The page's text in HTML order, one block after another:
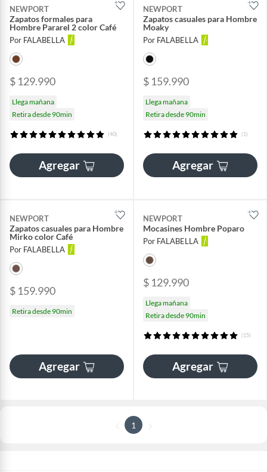
NEWPORT
Zapatos formales para
Hombre Pararel 2 color Café
Por FALABELLA
$ 129.990
Llega mañana
Retira desde 90min
(40)
Agregar
NEWPORT
Zapatos casuales para Hombre
Moaky
Por FALABELLA
$ 159.990
Llega mañana
Retira desde 90min
(1)
Agregar
NEWPORT
Zapatos casuales para Hombre
Mirko color Café
Por FALABELLA
$ 159.990
Retira desde 90min
Agregar
NEWPORT
Mocasines Hombre Poparo
Por FALABELLA
$ 129.990
Llega mañana
Retira desde 90min
(15)
Agregar
1